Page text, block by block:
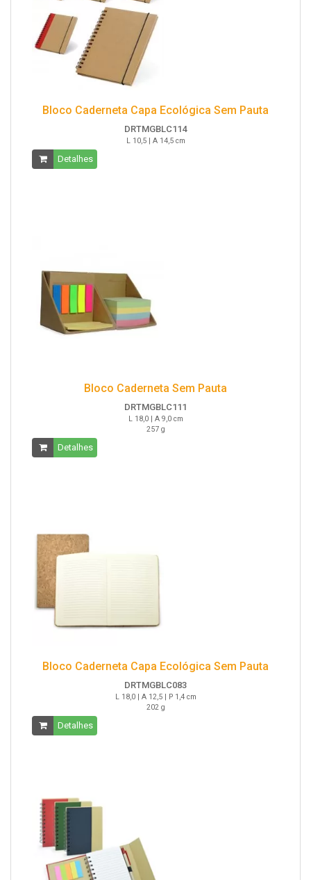
Bloco Caderneta Capa Ecológica Sem Pauta
DRTMGBLC114
L 10,5 | A 14,5 cm
Detalhes
Bloco Caderneta Sem Pauta
DRTMGBLC111
L 18,0 | A 9,0 cm
257 g
Detalhes
Bloco Caderneta Capa Ecológica Sem Pauta
DRTMGBLC083
L 18,0 | A 12,5 | P 1,4 cm
202 g
Detalhes